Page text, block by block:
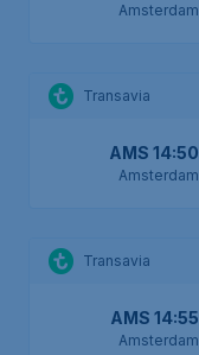
Amsterdam
Transavia
AMS 14:50
Amsterdam
Transavia
AMS 14:55
Amsterdam